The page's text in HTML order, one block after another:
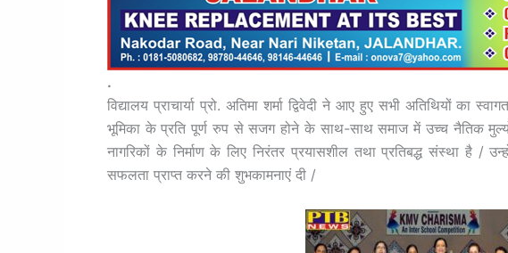
.
विद्यालय प्राचार्या प्रो. अतिमा शर्मा द्विवेदी ने आए हुए सभी अतिथियों का
भूमिका के प्रति पूर्ण रुप से सजग होने के साथ-साथ समाज में उच्च नैतिक
नागरिकों के निर्माण के लिए निरंतर प्रयासशील तथा प्रतिबद्ध संस्था है /
सफलता प्राप्त करने की शुभकामनाएं दी /